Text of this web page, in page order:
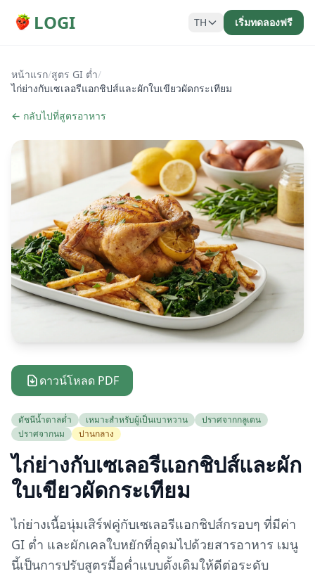
LOGI TH เริ่มทดลองฟรี
หน้าแรก/สูตร GI ต่ำ/
ไก่ย่างกับเซเลอรีแอกชิปส์และผักใบเขียวผัดกระเทียม
← กลับไปที่สูตรอาหาร
ดาวน์โหลด PDF
ดัชนีน้ำตาลต่ำ เหมาะสำหรับผู้เป็นเบาหวาน
ปราศจากกลูเตน
ปราศจากนม
ปานกลาง
ไก่ย่างกับเซเลอรีแอกชิปส์และผัก
ใบเขียวผัดกระเทียม
ไก่ย่างเนื้อนุ่มเสิร์ฟคู่กับเซเลอรีแอกชิปส์กรอบๆ ที่มีค่า
GI ต่ำ และผักเคลใบหยักที่อุดมไปด้วยสารอาหาร เมนู
นี้เป็นการปรับสูตรมื้อค่ำแบบดั้งเดิมให้ดีต่อระดับ